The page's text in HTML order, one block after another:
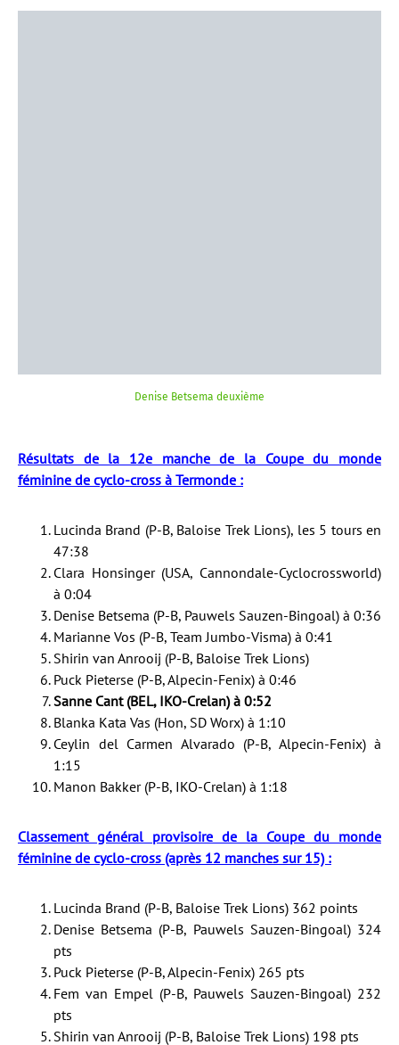
Denise Betsema deuxième
Résultats de la 12e manche de la Coupe du monde
féminine de cyclo-cross à Termonde :
Lucinda Brand (P-B, Baloise Trek Lions), les 5 tours en
47:38
Clara Honsinger (USA, Cannondale-Cyclocrossworld)
à 0:04
Denise Betsema (P-B, Pauwels Sauzen-Bingoal) à 0:36
Marianne Vos (P-B, Team Jumbo-Visma) à 0:41
Shirin van Anrooij (P-B, Baloise Trek Lions)
Puck Pieterse (P-B, Alpecin-Fenix) à 0:46
Sanne Cant (BEL, IKO-Crelan) à 0:52
Blanka Kata Vas (Hon, SD Worx) à 1:10
Ceylin del Carmen Alvarado (P-B, Alpecin-Fenix) à
1:15
Manon Bakker (P-B, IKO-Crelan) à 1:18
Classement général provisoire de la Coupe du monde
féminine de cyclo-cross (après 12 manches sur 15) :
Lucinda Brand (P-B, Baloise Trek Lions) 362 points
Denise Betsema (P-B, Pauwels Sauzen-Bingoal) 324
pts
Puck Pieterse (P-B, Alpecin-Fenix) 265 pts
Fem van Empel (P-B, Pauwels Sauzen-Bingoal) 232
pts
Shirin van Anrooij (P-B, Baloise Trek Lions) 198 pts